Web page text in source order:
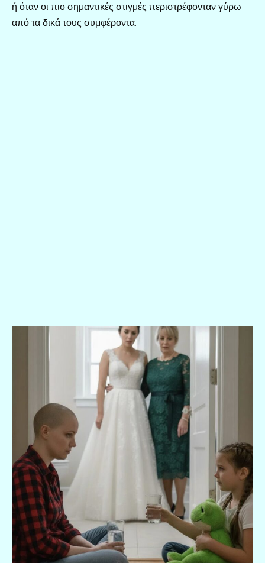
ή όταν οι πιο σημαντικές στιγμές περιστρέφονταν γύρω
από τα δικά τους συμφέροντα.